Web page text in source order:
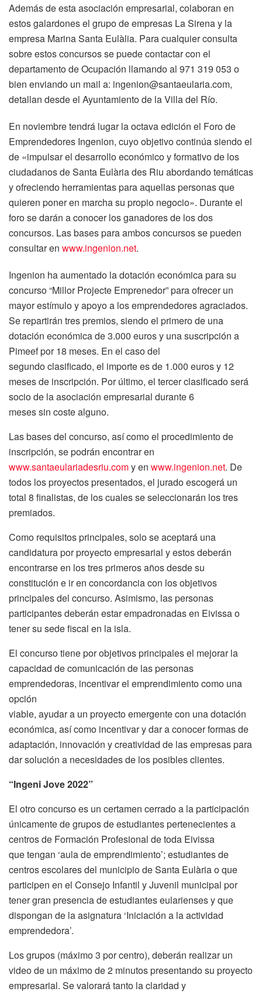
Además de esta asociación empresarial, colaboran en
estos galardones el grupo de empresas La Sirena y la
empresa Marina Santa Eulàlia. Para cualquier consulta
sobre estos concursos se puede contactar con el
departamento de Ocupación llamando al 971 319 053 o
bien enviando un mail a: ingenion@santaeularia.com,
detallan desde el Ayuntamiento de la Villa del Río.
En noviembre tendrá lugar la octava edición el Foro de
Emprendedores Ingenion, cuyo objetivo continúa siendo el
de «impulsar el desarrollo económico y formativo de los
ciudadanos de Santa Eulària des Riu abordando temáticas
y ofreciendo herramientas para aquellas personas que
quieren poner en marcha su propio negocio». Durante el
foro se darán a conocer los ganadores de los dos
concursos. Las bases para ambos concursos se pueden
consultar en www.ingenion.net.
Ingenion ha aumentado la dotación económica para su
concurso “Millor Projecte Emprenedor” para ofrecer un
mayor estímulo y apoyo a los emprendedores agraciados.
Se repartirán tres premios, siendo el primero de una
dotación económica de 3.000 euros y una suscripción a
Pimeef por 18 meses. En el caso del
segundo clasificado, el importe es de 1.000 euros y 12
meses de inscripción. Por último, el tercer clasificado será
socio de la asociación empresarial durante 6
meses sin coste alguno.
Las bases del concurso, así como el procedimiento de
inscripción, se podrán encontrar en
www.santaeulariadesriu.comy en www.ingenion.net. De
todos los proyectos presentados, el jurado escogerá un
total 8 finalistas, de los cuales se seleccionarán los tres
premiados.
Como requisitos principales, solo se aceptará una
candidatura por proyecto empresarial y estos deberán
encontrarse en los tres primeros años desde su
constitución e ir en concordancia con los objetivos
principales del concurso. Asimismo, las personas
participantes deberán estar empadronadas en Eivissa o
tener su sede fiscal en la isla.
El concurso tiene por objetivos principales el mejorar la
capacidad de comunicación de las personas
emprendedoras, incentivar el emprendimiento como una
opción
viable, ayudar a un proyecto emergente con una dotación
económica, así como incentivar y dar a conocer formas de
adaptación, innovación y creatividad de las empresas para
dar solución a necesidades de los posibles clientes.
“Ingeni Jove 2022”
El otro concurso es un certamen cerrado a la participación
únicamente de grupos de estudiantes pertenecientes a
centros de Formación Profesional de toda Eivissa
que tengan ‘aula de emprendimiento’; estudiantes de
centros escolares del municipio de Santa Eulària o que
participen en el Consejo Infantil y Juvenil municipal por
tener gran presencia de estudiantes eularienses y que
dispongan de la asignatura ‘Iniciación a la actividad
emprendedora’.
Los grupos (máximo 3 por centro), deberán realizar un
video de un máximo de 2 minutos presentando su proyecto
empresarial. Se valorará tanto la claridad y